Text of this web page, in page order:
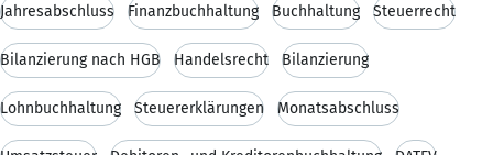
Jahresabschluss Finanzbuchhaltung Buchhaltung Steuerrecht
Bilanzierung nach HGB Handelsrecht Bilanzierung
Lohnbuchhaltung Steuererklärungen Monatsabschluss